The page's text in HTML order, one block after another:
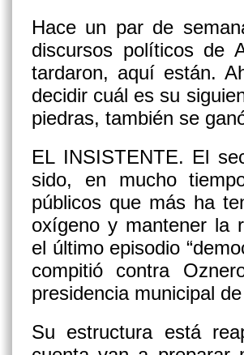
Hace un par de
discursos políticos de
tardaron, aquí están.
decidir cuál es su
piedras, también se
EL INSISTENTE. El
sido, en mucho
públicos que más ha
oxígeno y mantener la
el último episodio
compitió contra
presidencia municipal
Su estructura está